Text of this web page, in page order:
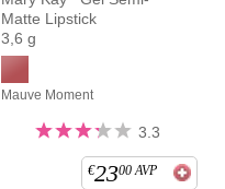
Matte Lipstick
3,6 g
Mauve Moment
3.3
€2300 AVP